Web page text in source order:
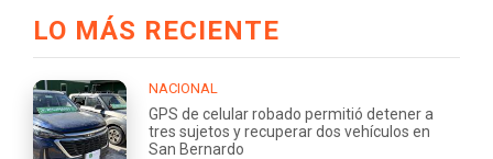
LO MÁS RECIENTE
NACIONAL
GPS de celular robado permitió detener a
tres sujetos y recuperar dos vehículos en
San Bernardo